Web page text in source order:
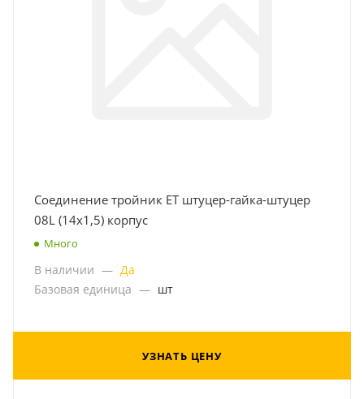
Соединение тройник ET штуцер-гайка-штуцер
08L (14x1,5) корпус
Много
В наличии — Да
Базовая единица — шт
УЗНАТЬ ЦЕНУ